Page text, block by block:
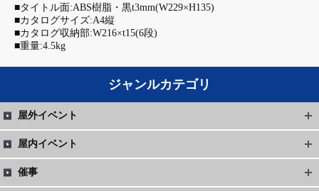
■タイトル面:ABS樹脂・黒t3mm(W229×H135)
■カタログサイズ:A4縦
■カタログ収納部:W216×t15(6段)
■重量:4.5kg
ジャンルカテゴリ
屋外イベント
屋内イベント
催事